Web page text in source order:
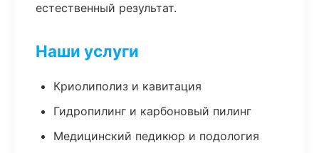
естественный результат.
Наши услуги
Криолиполиз и кавитация
Гидропилинг и карбоновый пилинг
Медицинский педикюр и подология